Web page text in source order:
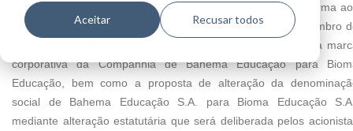
Aceitar Recusar todos
BAHEMA EDUCAÇÃO S.A. (“Companhia” ou “Bahema”), informa
seus acionistas e ao mercado em geral que, em 13 de novembro
2024, o Conselho de Administração aprovou a mudança da
corporativa da Companhia de Bahema Educação para
Educação, bem como a proposta de alteração da
social de Bahema Educação S.A. para Bioma Educação
mediante alteração estatutária que será deliberada pelos